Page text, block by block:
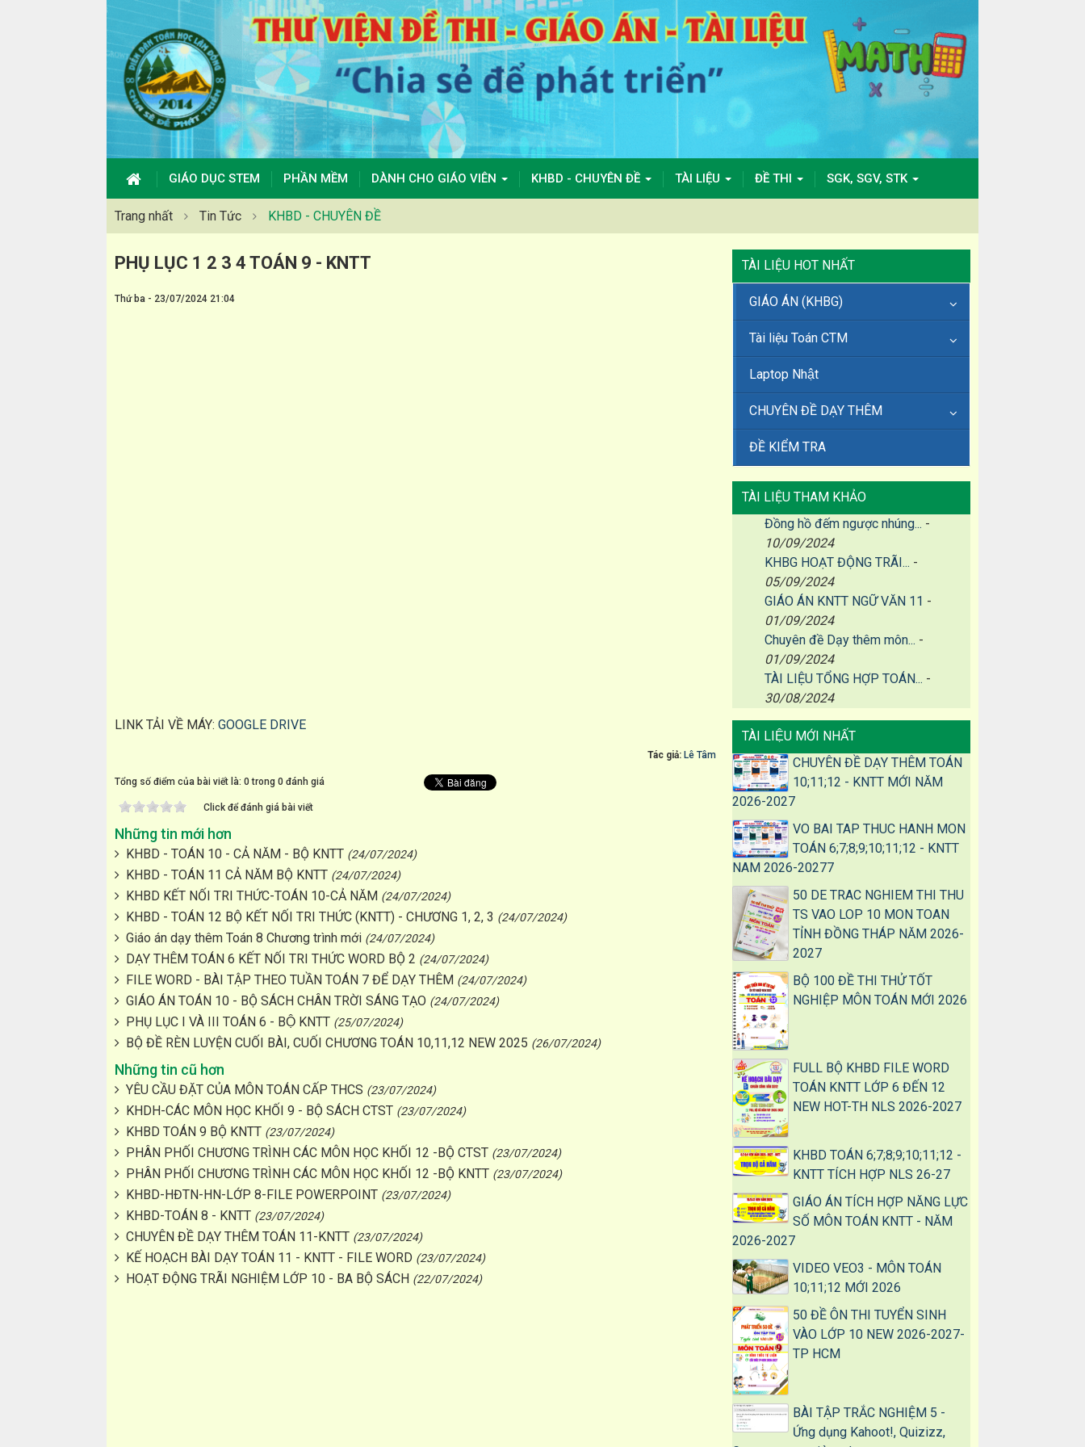
GIÁO DỤC STEM PHẦN MỀM DÀNH CHO GIÁO VIÊN KHBD - CHUYÊN ĐỀ TÀI LIỆU ĐỀ THI SGK, SGV, STK
Trang nhất Tin Tức KHBD - CHUYÊN ĐỀ
PHỤ LỤC 1 2 3 4 TOÁN 9 - KNTT
Thứ ba - 23/07/2024 21:04
LINK TẢI VỀ MÁY: GOOGLE DRIVE
Tác giả: Lê Tâm
Tổng số điểm của bài viết là: 0 trong 0 đánh giá
Click để đánh giá bài viết
Những tin mới hơn
KHBD - TOÁN 10 - CẢ NĂM - BỘ KNTT (24/07/2024)
KHBD - TOÁN 11 CẢ NĂM BỘ KNTT (24/07/2024)
KHBD KẾT NỐI TRI THỨC-TOÁN 10-CẢ NĂM (24/07/2024)
KHBD - TOÁN 12 BỘ KẾT NỐI TRI THỨC (KNTT) - CHƯƠNG 1, 2, 3 (24/07/2024)
Giáo án dạy thêm Toán 8 Chương trình mới (24/07/2024)
DẠY THÊM TOÁN 6 KẾT NỐI TRI THỨC WORD BỘ 2 (24/07/2024)
FILE WORD - BÀI TẬP THEO TUẦN TOÁN 7 ĐỂ DẠY THÊM (24/07/2024)
GIÁO ÁN TOÁN 10 - BỘ SÁCH CHÂN TRỜI SÁNG TẠO (24/07/2024)
PHỤ LỤC I VÀ III TOÁN 6 - BỘ KNTT (25/07/2024)
BỘ ĐỀ RÈN LUYỆN CUỐI BÀI, CUỐI CHƯƠNG TOÁN 10,11,12 NEW 2025 (26/07/2024)
Những tin cũ hơn
YÊU CẦU ĐẶT CỦA MÔN TOÁN CẤP THCS (23/07/2024)
KHDH-CÁC MÔN HỌC KHỐI 9 - BỘ SÁCH CTST (23/07/2024)
KHBD TOÁN 9 BỘ KNTT (23/07/2024)
PHÂN PHỐI CHƯƠNG TRÌNH CÁC MÔN HỌC KHỐI 12 -BỘ CTST (23/07/2024)
PHÂN PHỐI CHƯƠNG TRÌNH CÁC MÔN HỌC KHỐI 12 -BỘ KNTT (23/07/2024)
KHBD-HĐTN-HN-LỚP 8-FILE POWERPOINT (23/07/2024)
KHBD-TOÁN 8 - KNTT (23/07/2024)
CHUYÊN ĐỀ DẠY THÊM TOÁN 11-KNTT (23/07/2024)
KẾ HOẠCH BÀI DẠY TOÁN 11 - KNTT - FILE WORD (23/07/2024)
HOẠT ĐỘNG TRÃI NGHIỆM LỚP 10 - BA BỘ SÁCH (22/07/2024)
TÀI LIỆU HOT NHẤT
GIÁO ÁN (KHBG)
Tài liệu Toán CTM
Laptop Nhật
CHUYÊN ĐỀ DẠY THÊM
ĐỀ KIỂM TRA
TÀI LIỆU THAM KHẢO
Đồng hồ đếm ngược nhúng... -
10/09/2024
KHBG HOẠT ĐỘNG TRÃI... -
05/09/2024
GIÁO ÁN KNTT NGỮ VĂN 11 -
01/09/2024
Chuyên đề Dạy thêm môn... -
01/09/2024
TÀI LIỆU TỔNG HỢP TOÁN... -
30/08/2024
TÀI LIỆU MỚI NHẤT
CHUYÊN ĐỀ DẠY THÊM TOÁN
10;11;12 - KNTT MỚI NĂM
2026-2027
VO BAI TAP THUC HANH MON
TOÁN 6;7;8;9;10;11;12 - KNTT
NAM 2026-20277
50 DE TRAC NGHIEM THI THU
TS VAO LOP 10 MON TOAN
TỈNH ĐỒNG THÁP NĂM 2026-
2027
BỘ 100 ĐỀ THI THỬ TỐT
NGHIỆP MÔN TOÁN MỚI 2026
FULL BỘ KHBD FILE WORD
TOÁN KNTT LỚP 6 ĐẾN 12
NEW HOT-TH NLS 2026-2027
KHBD TOÁN 6;7;8;9;10;11;12 -
KNTT TÍCH HỢP NLS 26-27
GIÁO ÁN TÍCH HỢP NĂNG LỰC
SỐ MÔN TOÁN KNTT - NĂM
2026-2027
VIDEO VEO3 - MÔN TOÁN
10;11;12 MỚI 2026
50 ĐỀ ÔN THI TUYỂN SINH
VÀO LỚP 10 NEW 2026-2027-
TP HCM
BÀI TẬP TRẮC NGHIỆM 5 -
Ứng dụng Kahoot!, Quizizz,